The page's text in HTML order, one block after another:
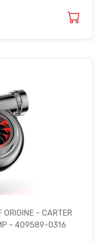
ORIGINE - CARTER
- 409589-0316